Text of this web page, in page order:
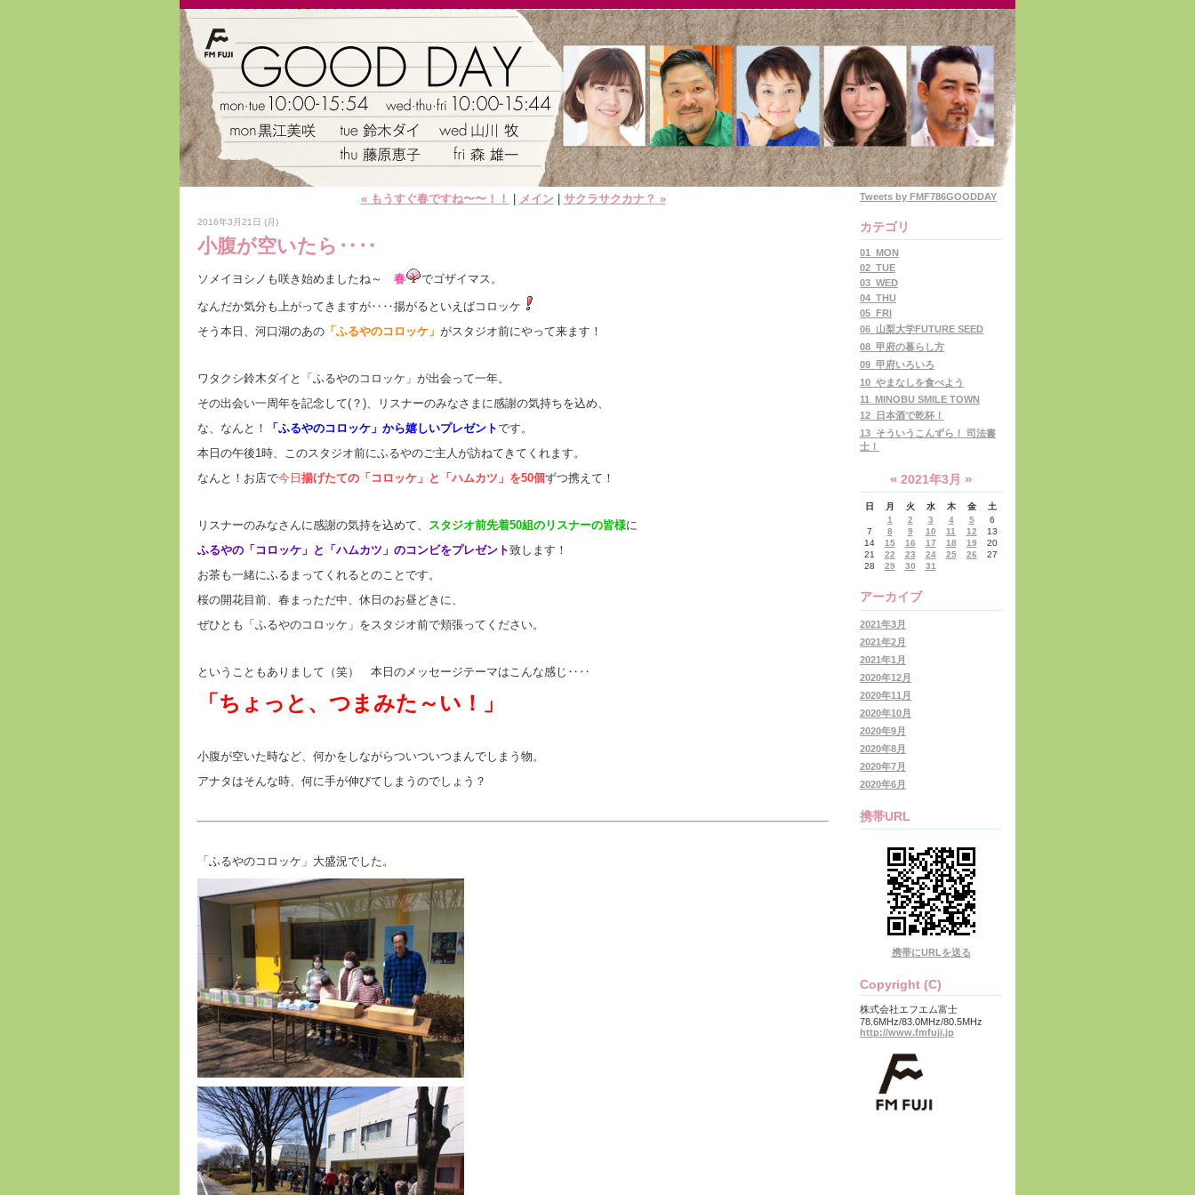
« もうすぐ春ですね〜〜！！ メイン| サクラサクカナ？ »
2016年3月21日 (月)
小腹が空いたら‥‥
ソメイヨシノも咲き始めましたね～ 春 でゴザイマス。
なんだか気分も上がってきますが‥‥揚がるといえばコロッケ
そう本日、河口湖のあの 「ふるやのコロッケ」 がスタジオ前にやって来ます！
ワタクシ鈴木ダイと「ふるやのコロッケ」が出会って一年。
その出会い一周年を記念して(？)、リスナーのみなさまに感謝の気持ちを込め、
な、なんと！
「ふるやのコロッケ」から嬉しいプレゼントです。
本日の午後1時、このスタジオ前にふるやのご主人が訪ねてきてくれます。
なんと！お店で今日 揚げたての「コロッケ」と「ハムカツ」を50個ずつ携えて！
リスナーのみなさんに感謝の気持を込めて、 スタジオ前先着50組のリスナーの皆様に
ふるやの「コロッケ」と「ハムカツ」のコンビをプレゼント致します！
お茶も一緒にふるまってくれるとのことです。
桜の開花目前、春まっただ中、休日のお昼どきに、
ぜひとも「ふるやのコロッケ」をスタジオ前で頬張ってください。
ということもありまして（笑） 本日のメッセージテーマはこんな感じ‥‥
「ちょっと、つまみた～い！」
小腹が空いた時など、何かをしながらついついつまんでしまう物。
アナタはそんな時、何に手が伸びてしまうのでしょう？
「ふるやのコロッケ」大盛況でした。
Tweets by FMF786GOODDAY
カテゴリ
01_MON
02_TUE
03_WED
04_THU
05_FRI
06_山梨大学FUTURE SEED
08_甲府の暮らし方
09_甲府いろいろ
10_やまなしを食べよう
11_MINOBU SMILE TOWN
12_日本酒で乾杯！
13_そういうこんずら！ 司法書
士！
« 2021年3月 »
日 月 火 水 木 金
土
1
2 3 4 5
6
7
8 9 10 11 12
13
14
15 16 17 18 19
20
21
22 23 24 25 26
27
28
29 30 31
アーカイブ
2021年3月
2021年2月
2021年1月
2020年12月
2020年11月
2020年10月
2020年9月
2020年8月
2020年7月
2020年6月
携帯URL
携帯にURLを送る
Copyright (C)
株式会社エフエム富士
78.6MHz/83.0MHz/80.5MHz
http://www.fmfuji.jp